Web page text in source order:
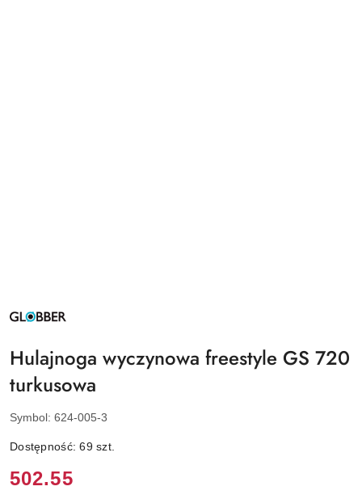
NAZWA
PRODUCENTA:
Hulajnoga wyczynowa freestyle GS 720
turkusowa
Symbol: 624-005-3
Dostępność:69szt.
Cena:
502.55